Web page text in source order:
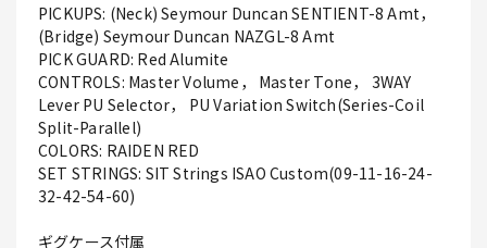
PICKUPS: (Neck) Seymour Duncan SENTIENT-8 Amt，
(Bridge) Seymour Duncan NAZGL-8 Amt
PICK GUARD: Red Alumite
CONTROLS: Master Volume， Master Tone， 3WAY
Lever PU Selector， PU Variation Switch(Series-Coil
Split-Parallel)
COLORS: RAIDEN RED
SET STRINGS: SIT Strings ISAO Custom(09-11-16-24-
32-42-54-60)
ギグケース付属